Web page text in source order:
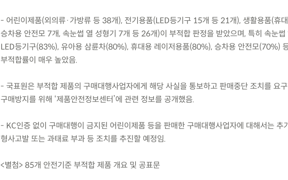
- 어린이제품(외의류·가방류 등 38개), 전기용품(LED등기구 15개 등 21개), 생활용품(휴
승차용 안전모 7개, 속눈썹 열 성형기 7개 등 26개)이 부적합 판정을 받았으며, 특히 속눈
LED등기구(83%), 유아용 삼륜차(80%), 휴대용 레이저용품(80%), 승차용 안전모(70%)
부적합률이 매우 높았음.
- 국표원은 부적합 제품의 구매대행사업자에게 해당 사실을 통보하고 판매중단 조치를 요
구매방지를 위해 ‘제품안전정보센터’에 관련 정보를 공개했음.
- KC인증 없이 구매대행이 금지된 어린이제품 등을 판매한 구매대행사업자에 대해서는 추
형사고발 또는 과태료 부과 등 조치를 추진할 예정임.
<별첨> 85개 안전기준 부적합 제품 개요 및 공표문